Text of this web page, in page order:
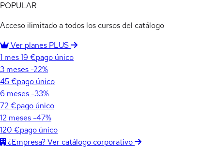
POPULAR
Acceso ilimitado a todos los cursos del catálogo
Ver planes PLUS
1 mes19 €pago único
3 meses -22%
45 €pago único
6 meses -33%
72 €pago único
12 meses -47%
120 €pago único
¿Empresa? Ver catálogo corporativo